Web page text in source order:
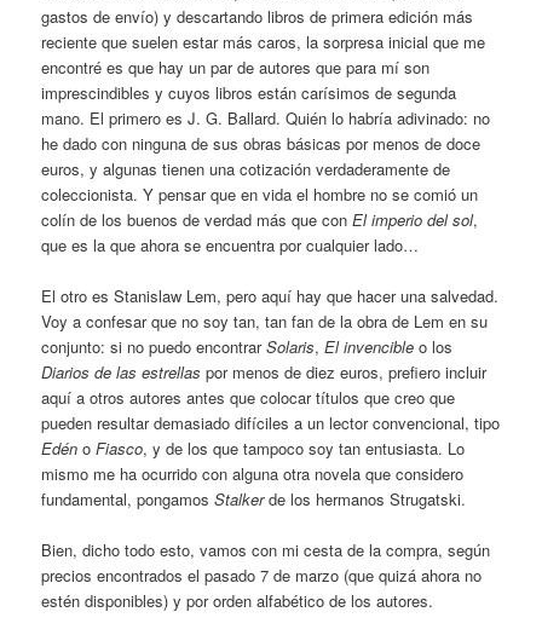
gastos de envío) y descartando libros de primera edición más
reciente que suelen estar más caros, la sorpresa inicial que me
encontré es que hay un par de autores que para mí son
imprescindibles y cuyos libros están carísimos de segunda
mano. El primero es J. G. Ballard. Quién lo habría adivinado: no
he dado con ninguna de sus obras básicas por menos de doce
euros, y algunas tienen una cotización verdaderamente de
coleccionista. Y pensar que en vida el hombre no se comió un
colín de los buenos de verdad más que conEl imperio del sol,
que es la que ahora se encuentra por cualquier lado…
El otro es Stanislaw Lem, pero aquí hay que hacer una salvedad.
Voy a confesar que no soy tan, tan fan de la obra de Lem en su
conjunto: si no puedo encontrarSolaris,El invencible o los
Diarios de las estrellas por menos de diez euros, prefiero incluir
aquí a otros autores antes que colocar títulos que creo que
pueden resultar demasiado difíciles a un lector convencional, tipo
Edén oFiasco, y de los que tampoco soy tan entusiasta. Lo
mismo me ha ocurrido con alguna otra novela que considero
fundamental, pongamosStalkerde los hermanos Strugatski.
Bien, dicho todo esto, vamos con mi cesta de la compra, según
precios encontrados el pasado 7 de marzo (que quizá ahora no
estén disponibles) y por orden alfabético de los autores.